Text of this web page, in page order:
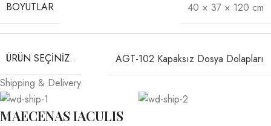
BOYUTLAR
40 × 37 × 120 cm
ÜRÜN SEÇINIZ..
AGT-102 Kapaksız Dosya Dolapları
Shipping & Delivery
MAECENAS IACULIS